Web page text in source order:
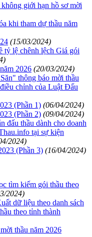
giới hạn hồ sơ mời
khi tham dự thầu năm
(15/03/2024)
tỷ lệ chênh lệch Giá gói
2026 (20/03/2024)
thông báo mời thầu
chỉnh của Luật Đấu
(Phần 1) (06/04/2024)
(Phần 2) (09/04/2024)
đấu thầu dành cho doanh
tại sự kiện
2024)
(Phần 3) (16/04/2024)
tìm kiếm gói thầu theo
2024)
dữ liệu theo danh sách
theo tỉnh thành
thầu năm 2026